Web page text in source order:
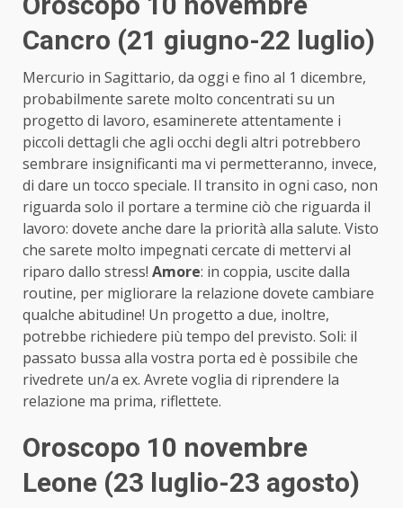
Cancro (21 giugno-22 luglio)
Mercurio in Sagittario, da oggi e fino al 1 dicembre,
probabilmente sarete molto concentrati su un
progetto di lavoro, esaminerete attentamente i
piccoli dettagli che agli occhi degli altri potrebbero
sembrare insignificanti ma vi permetteranno, invece,
di dare un tocco speciale. Il transito in ogni caso, non
riguarda solo il portare a termine ciò che riguarda il
lavoro: dovete anche dare la priorità alla salute. Visto
che sarete molto impegnati cercate di mettervi al
riparo dallo stress! Amore: in coppia, uscite dalla
routine, per migliorare la relazione dovete cambiare
qualche abitudine! Un progetto a due, inoltre,
potrebbe richiedere più tempo del previsto. Soli: il
passato bussa alla vostra porta ed è possibile che
rivedrete un/a ex. Avrete voglia di riprendere la
relazione ma prima, riflettete.
Oroscopo 10 novembre
Leone (23 luglio-23 agosto)